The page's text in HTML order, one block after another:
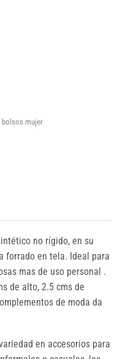
bolsos mujer
no rígido, en su
forrado en tela. Ideal para
mas de uso personal .
de alto, 2.5 cms de
de moda da
en accesorios para